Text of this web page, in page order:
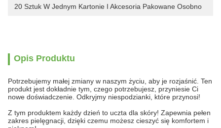
20 Sztuk W Jednym Kartonie I Akcesoria Pakowane Osobno
Opis Produktu
Potrzebujemy małej zmiany w naszym życiu, aby je rozjaśnić. Ten
produkt jest dokładnie tym, czego potrzebujesz, przyniesie Ci
nowe doświadczenie. Odkryjmy niespodzianki, które przynosi!
Z tym produktem każdy dzień to uczta dla skóry! Zapewnia pełen
zakres pielęgnacji, dzięki czemu możesz cieszyć się komfortem i